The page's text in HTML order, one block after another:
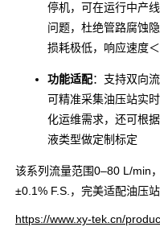
停机，可在运行中产
问题，杜绝管路腐蚀
损耗极低，响应速度
功能适配：支持双向
可精准采集油压站实
化运维需求，还可根
液类型做定制标定
该系列流量范围0–80 L/min
±0.1% F.S.，完美适配油压
https://www.xy-tek.cn/